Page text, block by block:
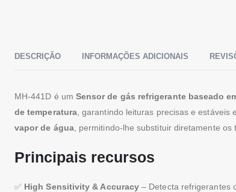
DESCRIÇÃO INFORMAÇÕES ADICIONAIS
MH-441D é um Sensor de gás refrigerante baseado
de temperatura, garantindo leituras precisas e estáveis
vapor de água, permitindo-lhe substituir diretamente os
Principais recursos
✅ High Sensitivity & Accuracy – Detecta refrigerantes